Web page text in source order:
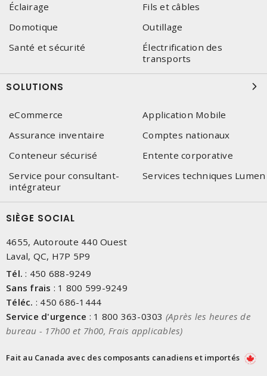
Éclairage
Fils et câbles
Domotique
Outillage
Santé et sécurité
Électrification des
transports
SOLUTIONS
eCommerce
Application Mobile
Assurance inventaire
Comptes nationaux
Conteneur sécurisé
Entente corporative
Service pour consultant-
intégrateur
Services techniques Lumen
SIÈGE SOCIAL
4655, Autoroute 440 Ouest
Laval, QC, H7P 5P9
Tél. : 450 688-9249
Sans frais : 1 800 599-9249
Téléc. : 450 686-1444
Service d'urgence : 1 800 363-0303 (Après les heures de
bureau - 17h00 et 7h00, Frais applicables)
Fait au Canada avec des composants canadiens et importés